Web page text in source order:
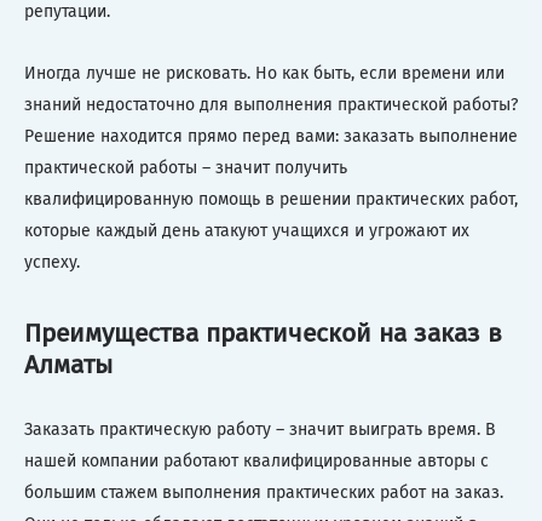
репутации.
Иногда лучше не рисковать. Но как быть, если времени или
знаний недостаточно для выполнения практической работы?
Решение находится прямо перед вами: заказать выполнение
практической работы – значит получить
квалифицированную помощь в решении практических работ,
которые каждый день атакуют учащихся и угрожают их
успеху.
Преимущества практической на заказ в
Алматы
Заказать практическую работу – значит выиграть время. В
нашей компании работают квалифицированные авторы с
большим стажем выполнения практических работ на заказ.